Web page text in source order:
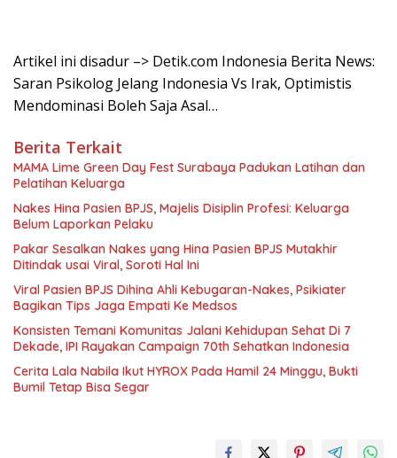
Artikel ini disadur –> Detik.com Indonesia Berita News:
Saran Psikolog Jelang Indonesia Vs Irak, Optimistis
Mendominasi Boleh Saja Asal…
Berita Terkait
MAMA Lime Green Day Fest Surabaya Padukan Latihan dan
Pelatihan Keluarga
Nakes Hina Pasien BPJS, Majelis Disiplin Profesi: Keluarga
Belum Laporkan Pelaku
Pakar Sesalkan Nakes yang Hina Pasien BPJS Mutakhir
Ditindak usai Viral, Soroti Hal Ini
Viral Pasien BPJS Dihina Ahli Kebugaran-Nakes, Psikiater
Bagikan Tips Jaga Empati Ke Medsos
Konsisten Temani Komunitas Jalani Kehidupan Sehat Di 7
Dekade, IPI Rayakan Campaign 70th Sehatkan Indonesia
Cerita Lala Nabila Ikut HYROX Pada Hamil 24 Minggu, Bukti
Bumil Tetap Bisa Segar